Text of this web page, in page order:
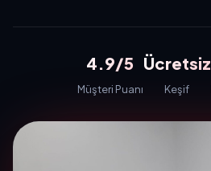
4.9/5
Müşteri Puanı
Ücretsiz
Keşif